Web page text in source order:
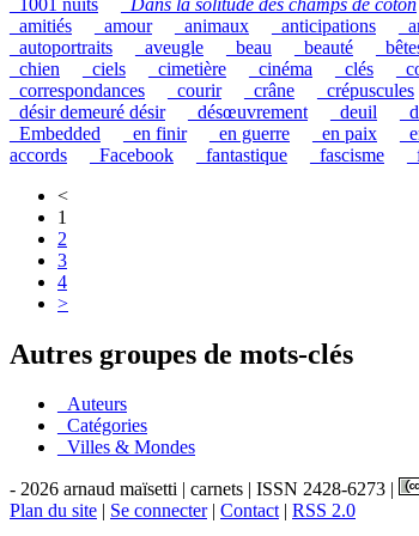
_amitiés
_amour _animaux _anticipations
_autoportraits
_aveugle _beau _beauté
_chien
_ciels _cimetière _cinéma _clés
_correspondances
_courir _crâne _crépuscules
_désir demeuré désir
_désœuvrement _deuil
_Embedded
_en finir _en guerre _en paix
accords
_Facebook _fantastique _fascisme
<
1
2
3
4
>
Autres groupes de mots-clés
_Auteurs
_Catégories
_Villes & Mondes
- 2026 arnaud maïsetti | carnets | ISSN 2428-6273 |
Plan du site | Se connecter| Contact| RSS 2.0